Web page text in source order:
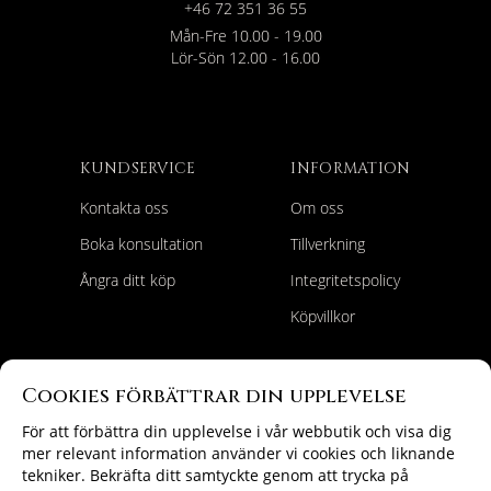
Cookies förbättrar din upplevelse
För att förbättra din upplevelse i vår webbutik och visa dig
mer relevant information använder vi cookies och liknande
tekniker. Bekräfta ditt samtyckte genom att trycka på
+46 72 351 36 55
Mån-Fre 10.00 - 19.00
Lör-Sön 12.00 - 16.00
KUNDSERVICE
Kontakta oss
Boka konsultation
Ångra ditt köp
INFORMATION
Om oss
Tillverkning
Integritetspolicy
Köpvillkor
Vigselringar